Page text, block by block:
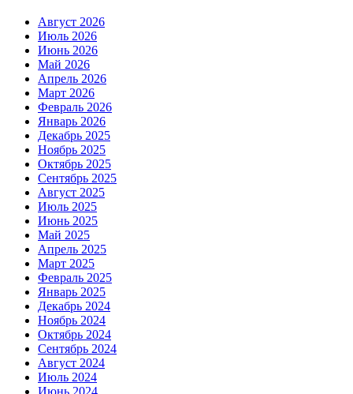
Август 2026
Июль 2026
Июнь 2026
Май 2026
Апрель 2026
Март 2026
Февраль 2026
Январь 2026
Декабрь 2025
Ноябрь 2025
Октябрь 2025
Сентябрь 2025
Август 2025
Июль 2025
Июнь 2025
Май 2025
Апрель 2025
Март 2025
Февраль 2025
Январь 2025
Декабрь 2024
Ноябрь 2024
Октябрь 2024
Сентябрь 2024
Август 2024
Июль 2024